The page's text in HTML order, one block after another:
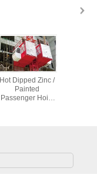
Hot Dipped Zinc /
Painted
Passenger Hoist